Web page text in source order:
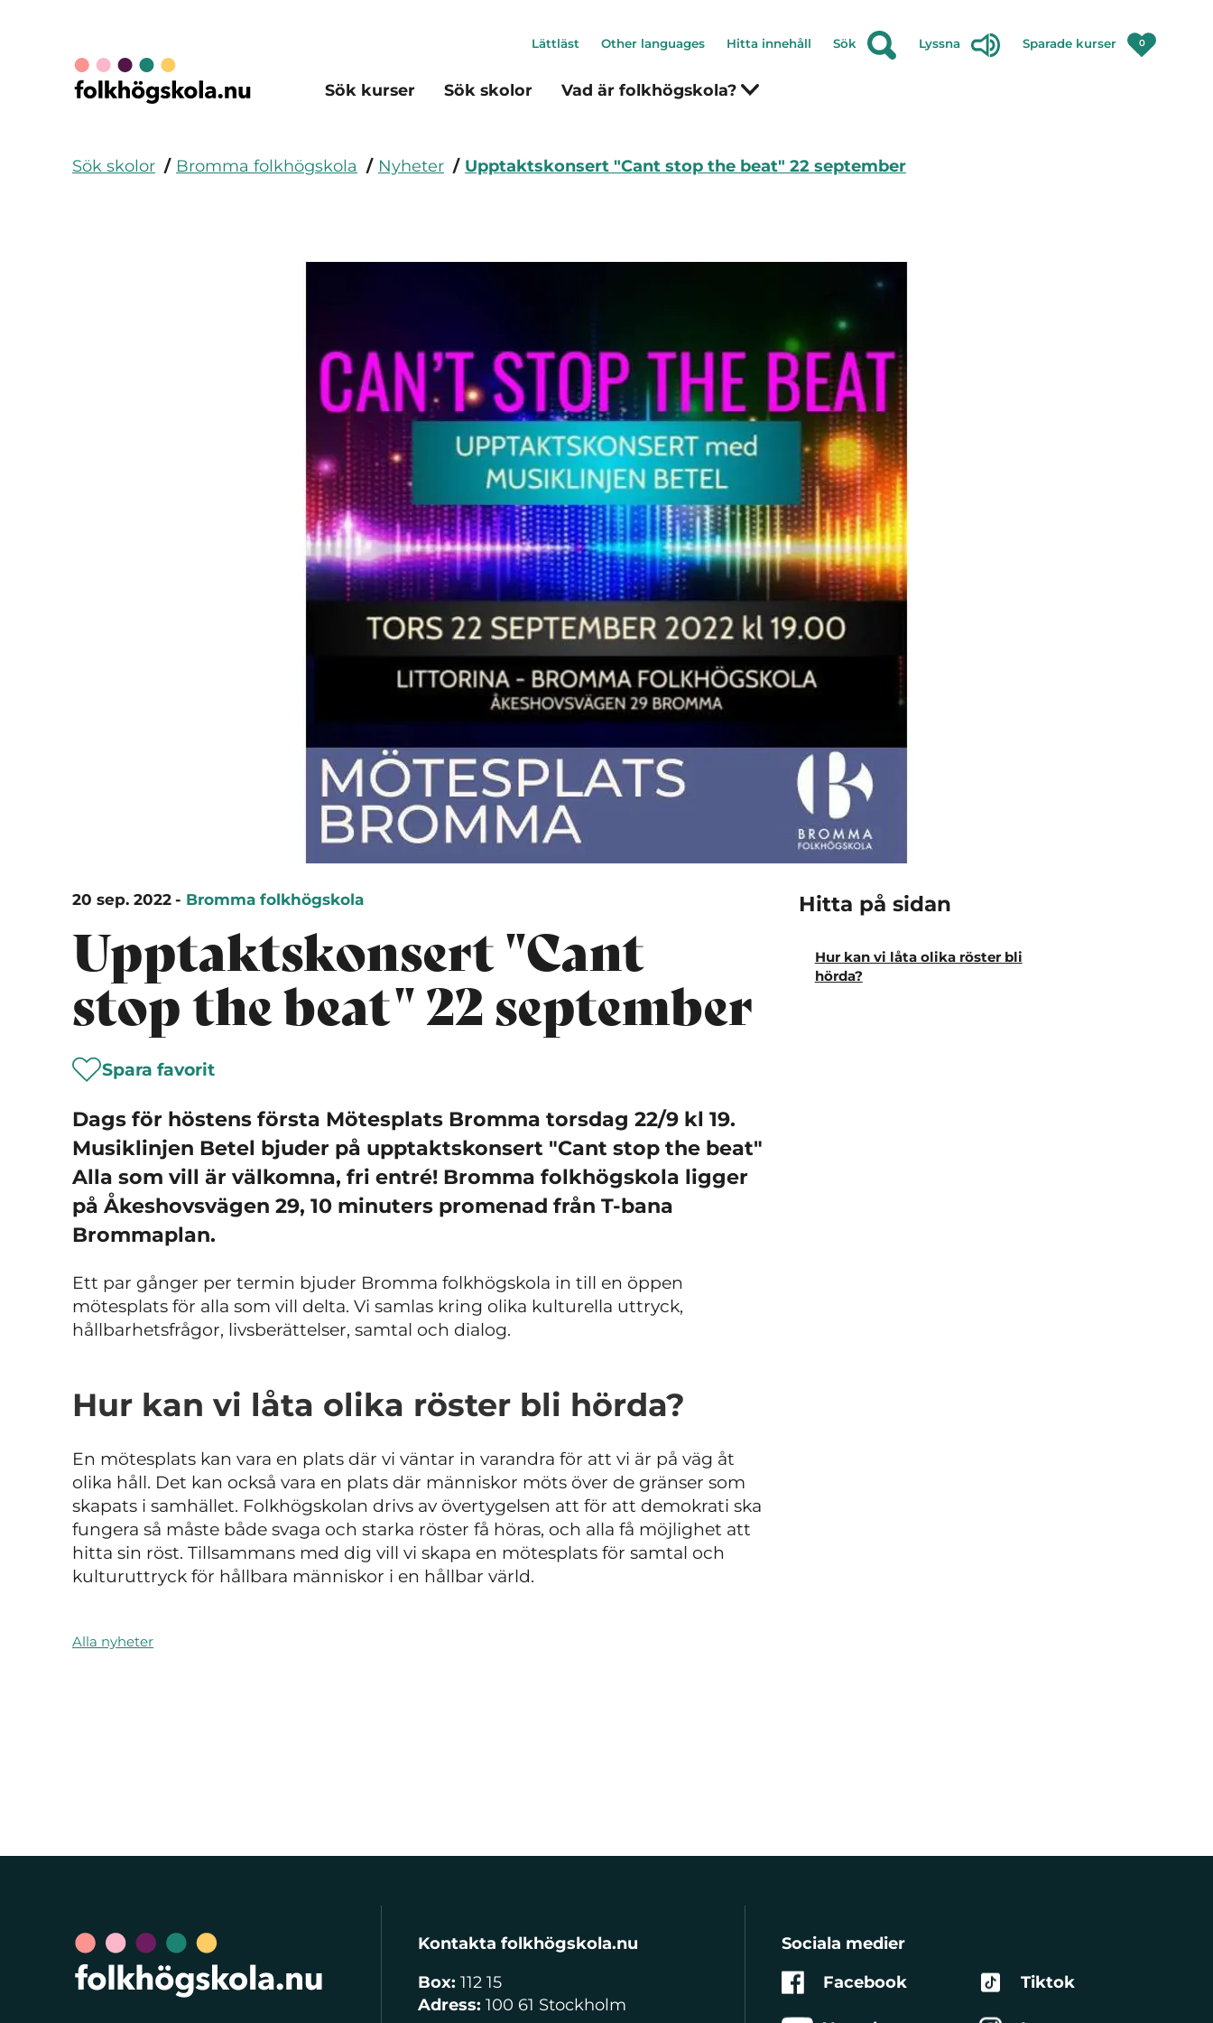
Sök kurser Sök skolor Vad är folkhögskola?
Lättläst Other languages Hitta innehåll Sök Lyssna Sparade kurser 0
Sök skolor Bromma folkhögskola Nyheter Upptaktskonsert "Cant stop the beat" 22 september
20 sep. 2022 - Bromma folkhögskola
Upptaktskonsert "Cant
stop the beat" 22 september
Spara favorit
Dags för höstens första Mötesplats Bromma torsdag 22/9 kl 19.
Musiklinjen Betel bjuder på upptaktskonsert "Cant stop the beat"
Alla som vill är välkomna, fri entré! Bromma folkhögskola ligger
på Åkeshovsvägen 29, 10 minuters promenad från T-bana
Brommaplan.
Ett par gånger per termin bjuder Bromma folkhögskola in till en öppen
mötesplats för alla som vill delta. Vi samlas kring olika kulturella uttryck,
hållbarhetsfrågor, livsberättelser, samtal och dialog.
Hur kan vi låta olika röster bli hörda?
En mötesplats kan vara en plats där vi väntar in varandra för att vi är på väg åt
olika håll. Det kan också vara en plats där människor möts över de gränser som
skapats i samhället. Folkhögskolan drivs av övertygelsen att för att demokrati ska
fungera så måste både svaga och starka röster få höras, och alla få möjlighet att
hitta sin röst. Tillsammans med dig vill vi skapa en mötesplats för samtal och
kulturuttryck för hållbara människor i en hållbar värld.
Alla nyheter
Hitta på sidan
Hur kan vi låta olika röster bli
hörda?
Kontakta folkhögskola.nu
Box:112 15
Adress: 100 61 Stockholm
Sociala medier
Facebook
Tiktok